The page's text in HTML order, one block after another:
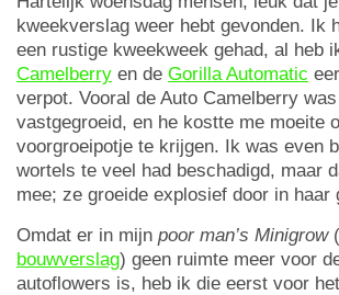
kweekverslag weer hebt gevonden. Ik
een rustige kweekweek gehad, al heb
Camelberry en de Gorilla Automatic
verpot. Vooral de Auto Camelberry
vastgegroeid, en he kostte me moeite
voorgroeipotje te krijgen. Ik was even
wortels te veel had beschadigd, maar
mee; ze groeide explosief door in haar
Omdat er in mijn poor man’s Minigrow
bouwverslag) geen ruimte meer voor
autoflowers is, heb ik die eerst voor